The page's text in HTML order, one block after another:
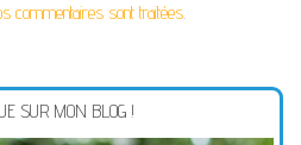
commentaires sont traitées.
SUR MON BLOG !